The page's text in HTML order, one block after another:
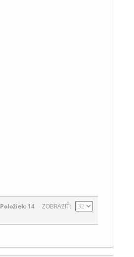
Položiek: 14 ZOBRAZIŤ